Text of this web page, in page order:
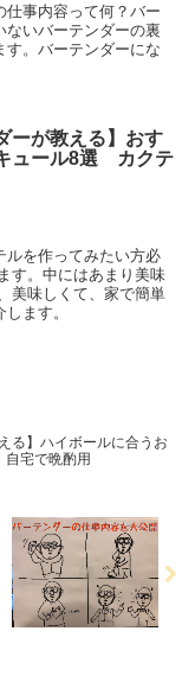
仕事内容って何？バー
ないバーテンダーの裏
す。バーテンダーにな
ーが教える】おす
ュール8選 カクテ
ルを作ってみたい方必
す。中にはあまり美味
美味しくて、家で簡単
ます。
る】ハイボールに合うお
宅で晩酌用